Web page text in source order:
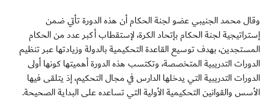
وقال محمد الجنيبي عضو لجنة الحكام أن هذه الدورة تأتي ضمن
إستراتيجية لجنة الحكام بإتحاد الكرة، لإستقطاب أكبر عدد من الحكام
المستجدين، بهدف توسيع القاعدة التحكيمية بالدولة وزيادتها عبر تنظيم
الدورات التدريبية المتخصصة، وتكتسب هذه الدورة أهميتها كونها أولى
الدورات التدريبية التي يدخلها الدارس في مجال التحكيم، إذ يتلقى فيها
الأسس والقوانين التحكيمية الأولية التي تساعده على البداية الصحيحة.